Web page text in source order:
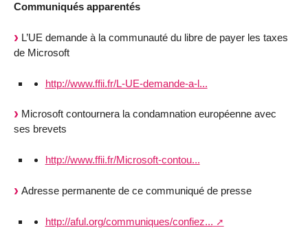
Communiqués apparentés
L’UE demande à la communauté du libre de payer les taxes
de Microsoft
http://www.ffii.fr/L-UE-demande-a-l...
Microsoft contournera la condamnation européenne avec
ses brevets
http://www.ffii.fr/Microsoft-contou...
Adresse permanente de ce communiqué de presse
http://aful.org/communiques/confiez...